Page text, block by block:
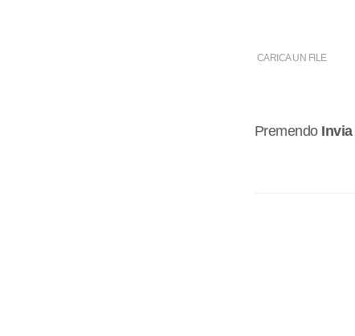
CARICA UN FILE
Premendo Invia